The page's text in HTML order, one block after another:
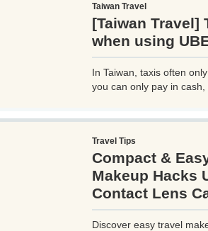
カード 」の魅力とメリッ
詳しく紹介していきたい
Taiwan Travel
[Taiwan Travel]
when using
In Taiwan, taxis often
you can only pay in
when using UBER, as if
may be hit with an
Travel Tips
Compact &
Makeup Hacks
Contact Lens
Discover easy travel